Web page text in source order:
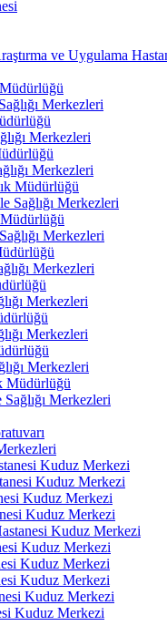
ve Uygulama
Merkezleri
Merkezleri
Merkezleri
Müdürlüğü
Sağlığı Merkezleri
Merkezleri
Merkezleri
Merkezleri
Merkezleri
Merkezleri
Müdürlüğü
Merkezleri
Kuduz Merkezi
Kuduz Merkezi
Kuduz Merkezi
Kuduz Merkezi
Kuduz Merkezi
Kuduz Merkezi
Kuduz Merkezi
Kuduz Merkezi
Kuduz Merkezi
Kuduz Merkezi